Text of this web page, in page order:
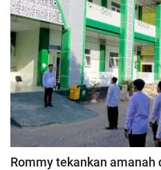
Rommy tekankan